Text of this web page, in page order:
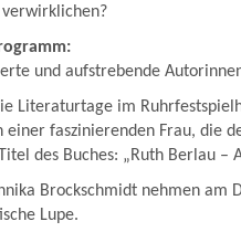
und aufstrebende
Literaturtage im
einer faszinierenden Frau, die
des Buches: „Ruth Berlau –
Brockschmidt nehmen am
Lupe.